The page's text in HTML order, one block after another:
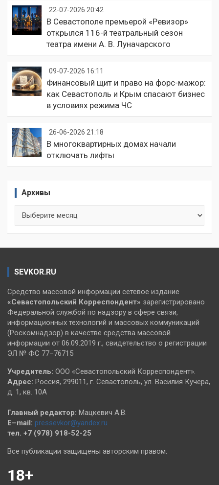
22-07-2026 20:42
В Севастополе премьерой «Ревизор»
открылся 116-й театральный сезон
театра имени А. В. Луначарского
09-07-2026 16:11
Финансовый щит и право на форс-мажор:
как Севастополь и Крым спасают бизнес
в условиях режима ЧС
26-06-2026 21:18
В многоквартирных домах начали
отключать лифты
Архивы
SEVKOR.RU
Средство массовой информации сетевое издание
«Севастопольский Корреспондент» зарегистрировано
Федеральной службой по надзору в сфере связи,
информационных технологий и массовых коммуникаций
(Роскомнадзор) в качестве средства массовой
информации от 06.09.2019 г., свидетельство о регистрации
ЭЛ № ФС 77–76715
Учредитель: ООО «Севастопольский Корреспондент».
Адрес: Россия, 299011, г. Севастополь, ул. Василия Кучера,
д. 1, кв. 10А
Главный редактор: Мацкевич А.В.
E–mail: pressevkor@yandex.ru
тел. +7 (978) 918-52-25
Все публикации защищены авторским правом.
18+